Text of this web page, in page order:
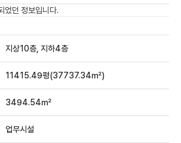
었던 정보입니다.
지상10층, 지하4층
11415.49평(37737.34㎡)
3494.54㎡
업무시설